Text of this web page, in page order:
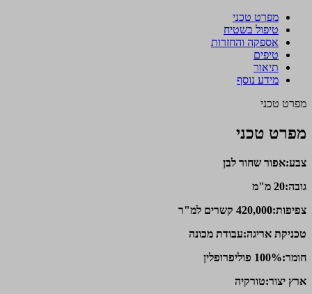
מפרט טכני
טיפול בשטיח
אספקה והחזרות
טיפים
תיאור
מידע נוסף
מפרט טכני
מפרט טכני
צבע:אפור שחור לבן
גובה:20 מ"מ
צפיפות:420,000 קשרים למ"ר
טכניקת אריגה:עבודת מכונה
חומר:100% פוליפרופלין
ארץ יצור:טורקיה